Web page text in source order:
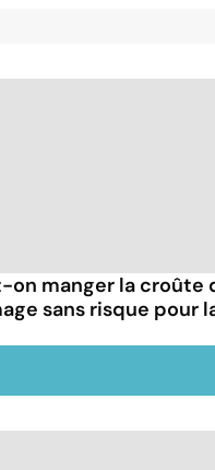
on manger la croûte
sans risque pour